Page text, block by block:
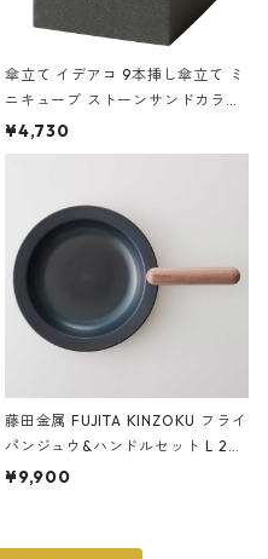
傘立て イデアコ 9本挿し傘立て ミ
ニキューブ ストーンサンドカラー
石調 ideaco Umbrella Stand CUB
E ストーンサンドブラック
¥4,730
藤田金属 FUJITA KINZOKU フライ
パンジュウ&ハンドルセット L 24c
m ガス火・IH対応 鉄フライパン
¥9,900